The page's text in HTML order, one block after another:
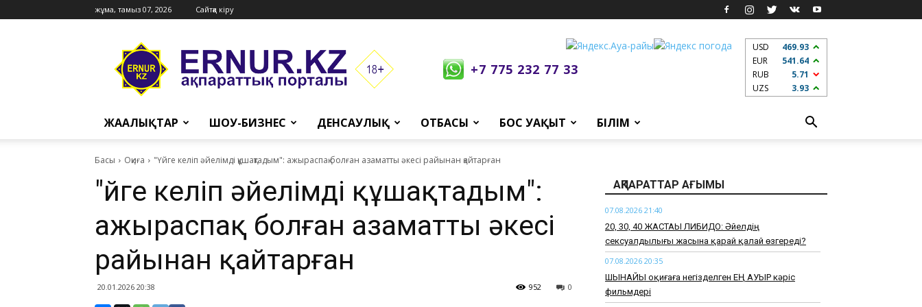
жұма, тамыз 07, 2026 Сайтқа кіру
Ernur
Press
+7 775 232 77 33
USD
469.93
EUR
541.64
RUB
5.71
UZS
3.93
ЖАҢАЛЫҚТАР ШОУ-БИЗНЕС ДЕНСАУЛЫҚ ОТБАСЫ БОС УАҚЫТ БІЛІМ
Басы Оқиға "Үйге келіп әйелімді құшақтадым": ажыраспақ болған азаматты әкесі райынан қайтарған
"Үйге келіп әйелімді құшақтадым":
ажыраспақ болған азаматты әкесі
райынан қайтарған
20.01.2026 20:38 0
952
АҚПАРАТТАР АҒЫМЫ
07.08.2026 21:40
​20, 30, 40 ЖАСТАҒЫ ЛИБИДО: Әйелдің
сексуалдылығы жасына қарай қалай өзгереді?
07.08.2026 20:35
​ШЫНАЙЫ оқиғаға негізделген ЕҢ АУЫР кәріс
фильмдері